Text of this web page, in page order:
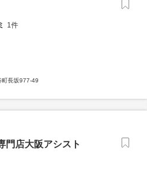
1件
町長坂977-49
門店大阪アシスト